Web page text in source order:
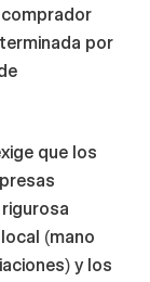
por
que los
(mano
y los